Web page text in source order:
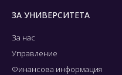
ЗА УНИВЕРСИТЕТА
За нас
Управление
Финансова информация